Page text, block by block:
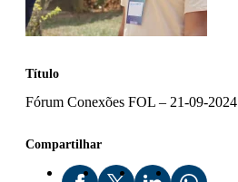
Título
Fórum Conexões FOL – 21-09-2024
Compartilhar